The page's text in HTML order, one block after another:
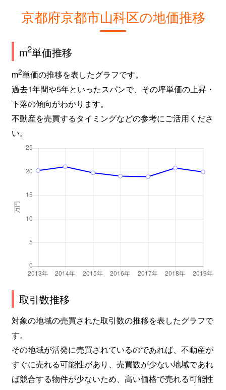
京都府京都市山科区の地価推移
m2単価推移
m2単価の推移を表したグラフです。
過去1年間や5年といったスパンで、その坪単価の上昇・
下落の傾向がわかります。
不動産を売買するタイミングなどの参考にご活用くださ
い。
取引数推移
対象の地域の売買された取引数の推移を表したグラフで
す。
その地域が活発に売買されているのであれば、不動産が
すぐに売れる可能性があり、売買数が少ない地域であれ
ば競合する物件が少ないため、高い価格で売れる可能性